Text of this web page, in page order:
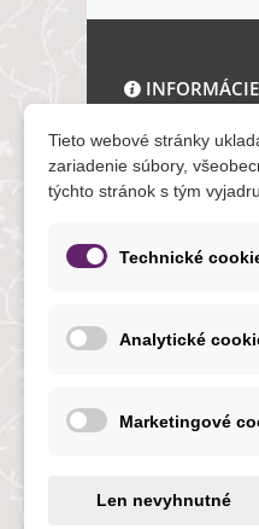
INFORMÁCIE
O nás a
Obchodné
Ochrana
Formuláre
NOVINKY
Tieto webové stránky
zariadenie súbory,
týchto stránok s tým
Technické
Analytické
Marketingové
Len nevyhnutné